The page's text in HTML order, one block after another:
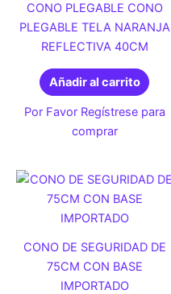
CONO PLEGABLE CONO
PLEGABLE TELA NARANJA
REFLECTIVA 40CM
Añadir al carrito
Por Favor Regístrese para
comprar
CONO DE SEGURIDAD DE
75CM CON BASE
IMPORTADO